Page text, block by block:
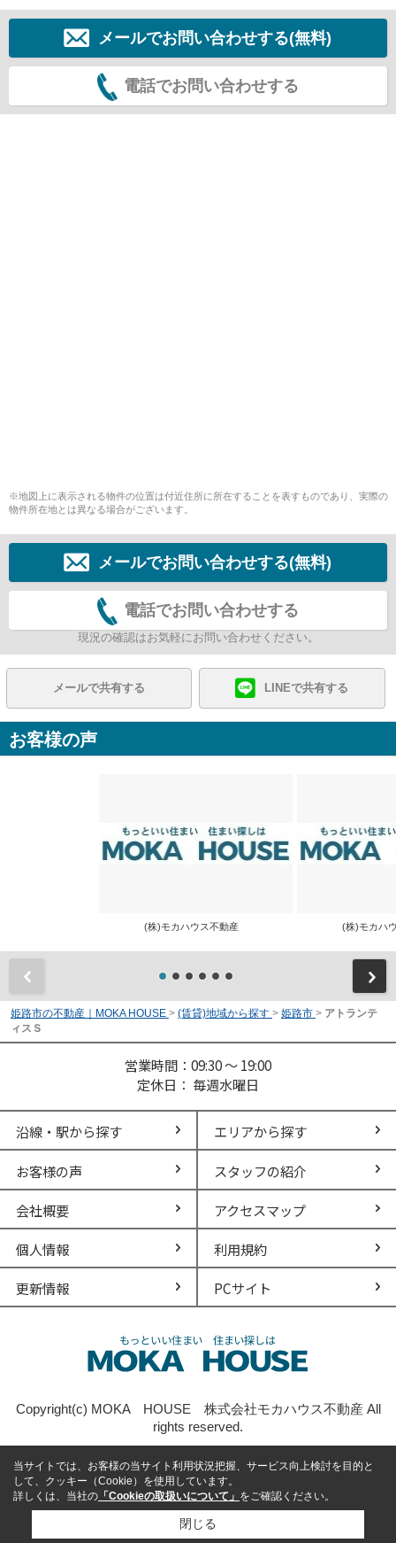
メールでお問い合わせする(無料)
電話でお問い合わせする
※地図上に表示される物件の位置は付近住所に所在することを表すものであり、実際の
物件所在地とは異なる場合がございます。
メールでお問い合わせする(無料)
電話でお問い合わせする
現況の確認はお気軽にお問い合わせください。
メールで共有する LINEで共有する
お客様の声
(株)モカハウス不動産 (株)モカハ
姫路市の不動産｜MOKA HOUSE > (賃貸)地域から探す > 姫路市 > アトランテ
ィスＳ
営業時間：09:30 ～ 19:00
定休日： 毎週水曜日
沿線・駅から探す エリアから探す
お客様の声 スタッフの紹介
会社概要 アクセスマップ
個人情報 利用規約
更新情報 PCサイト
Copyright(c) MOKA HOUSE 株式会社モカハウス不動産 All
rights reserved.
当サイトでは、お客様の当サイト利用状況把握、サービス向上検討を目的と
して、クッキー（Cookie）を使用しています。
詳しくは、当社の 「Cookieの取扱いについて」 をご確認ください。
閉じる